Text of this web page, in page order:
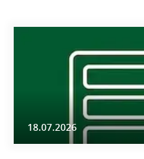
18.07.2026